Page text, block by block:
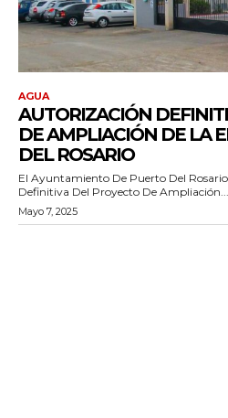
AGUA
AUTORIZACIÓN
DE AMPLIACIÓN DE LA
DEL ROSARIO
El Ayuntamiento De Puerto Del
Definitiva Del Proyecto De Ampliación...
Mayo 7, 2025